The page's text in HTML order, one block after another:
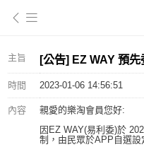
主旨 [公告] EZ WAY 預先
時間 2023-01-06 14:56:51
內容
親愛的樂淘會員您好:
因EZ WAY(易利委)於
制，由民眾於APP自選設